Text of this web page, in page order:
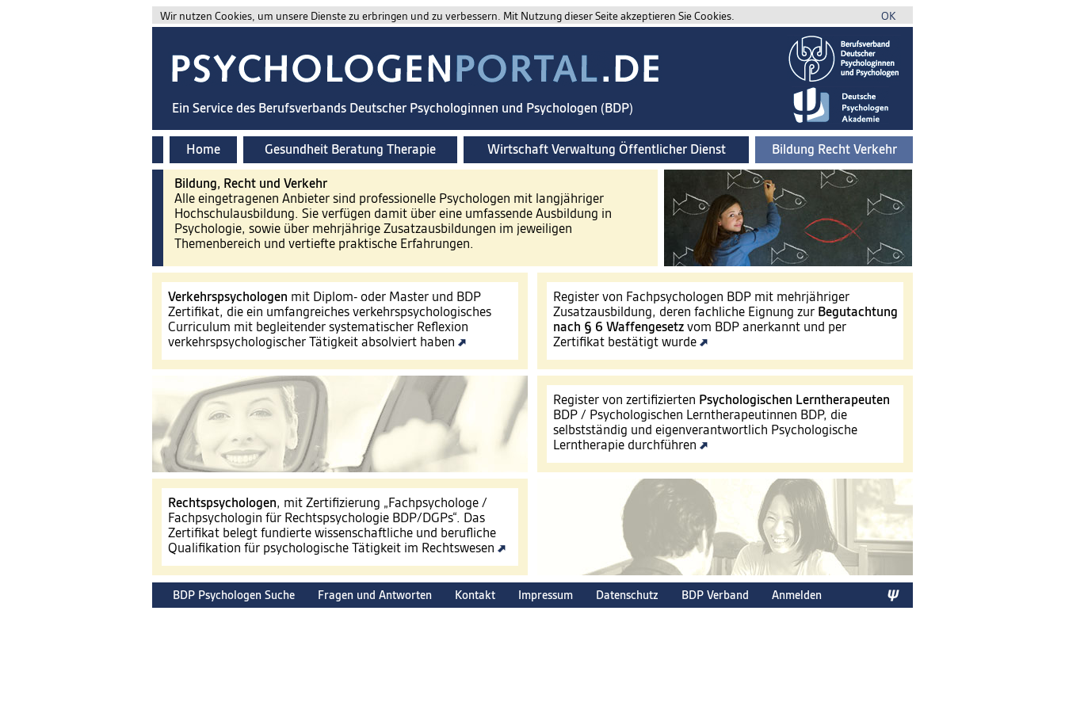
Wir nutzen Cookies, um unsere Dienste zu erbringen und zu verbessern. Mit Nutzung dieser Seite akzeptieren Sie Cookies. OK
Ein Service des Berufsverbands Deutscher Psychologinnen und Psychologen (BDP)
Home Gesundheit Beratung Therapie Wirtschaft Verwaltung Öffentlicher Dienst Bildung Recht Verkehr
Bildung, Recht und Verkehr
Alle eingetragenen Anbieter sind professionelle Psychologen mit langjähriger
Hochschulausbildung. Sie verfügen damit über eine umfassende Ausbildung in
Psychologie, sowie über mehrjährige Zusatzausbildungen im jeweiligen
Themenbereich und vertiefte praktische Erfahrungen.
Verkehrspsychologen mit Diplom- oder Master und BDP
Zertifikat, die ein umfangreiches verkehrspsychologisches
Curriculum mit begleitender systematischer Reflexion
verkehrspsychologischer Tätigkeit absolviert haben
Register von Fachpsychologen BDP mit mehrjähriger
Zusatzausbildung, deren fachliche Eignung zur Begutachtung
nach § 6 Waffengesetz vom BDP anerkannt und per
Zertifikat bestätigt wurde
Register von zertifizierten Psychologischen Lerntherapeuten
BDP / Psychologischen Lerntherapeutinnen BDP, die
selbstständig und eigenverantwortlich Psychologische
Lerntherapie durchführen
​Rechtspsychologen, mit Zertifizierung „Fachpsychologe /
Fachpsychologin für Rechtspsychologie BDP/DGPs“. Das
Zertifikat belegt fundierte wissenschaftliche und berufliche
Qualifikation für psychologische Tätigkeit im Rechtswesen
BDP Psychologen Suche Fragen und Antworten Kontakt Impressum Datenschutz BDP Verband Anmelden